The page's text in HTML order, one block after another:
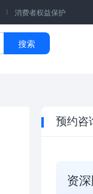
消费者权益保护
搜索
预约咨
资